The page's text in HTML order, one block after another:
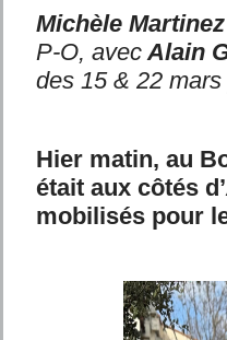
Michèle Martinez
P-O, avecAlain
des 15 & 22
Hier matin, au
était aux côtés d’
mobilisés pour